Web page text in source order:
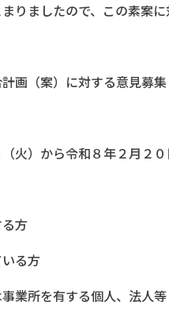
りましたので、この素案
画（案）に対する意見募集
火）から令和８年２月２０
方
る方
業所を有する個人、法人等